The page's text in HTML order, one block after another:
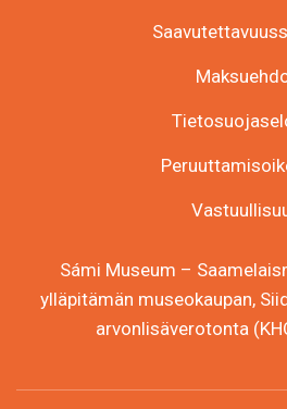
Sámi Museum –
ylläpitämän museokaupan,
arvonlisäverotonta